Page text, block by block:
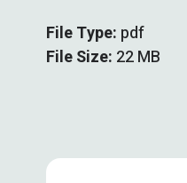
File Type: pdf
File Size: 22 MB